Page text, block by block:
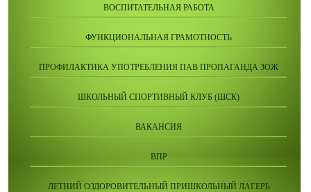
ВОСПИТАТЕЛЬНАЯ РАБОТА
ФУНКЦИОНАЛЬНАЯ ГРАМОТНОСТЬ
ПРОФИЛАКТИКА УПОТРЕБЛЕНИЯ ПАВ ПРОПАГАНДА ЗОЖ
ШКОЛЬНЫЙ СПОРТИВНЫЙ КЛУБ (ШСК)
ВАКАНСИЯ
ВПР
ЛЕТНИЙ ОЗДОРОВИТЕЛЬНЫЙ ПРИШКОЛЬНЫЙ ЛАГЕРЬ